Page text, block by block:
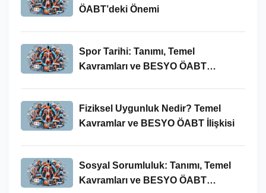
ÖABT’deki Önemi
Spor Tarihi: Tanımı, Temel
Kavramları ve BESYO ÖABT
Fiziksel Uygunluk Nedir? Temel
Kavramlar ve BESYO ÖABT İlişkisi
Sosyal Sorumluluk: Tanımı, Temel
Kavramları ve BESYO ÖABT